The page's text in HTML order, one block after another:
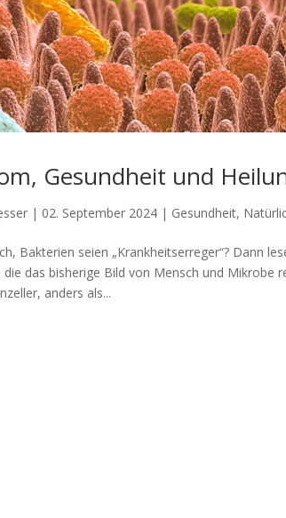
Gesundheit und
| 02. September 2024 | Gesundheit,
Bakterien seien „Krankheitserreger“? Dann
die das bisherige Bild von Mensch und Mikrobe
anders als...